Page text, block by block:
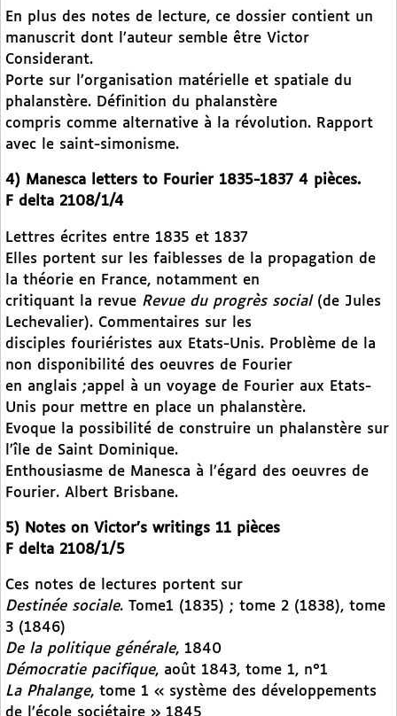
En plus des notes de lecture, ce dossier contient un
manuscrit dont l’auteur semble être Victor
Considerant.
Porte sur l’organisation matérielle et spatiale du
phalanstère. Définition du phalanstère
compris comme alternative à la révolution. Rapport
avec le saint-simonisme.
4) Manesca letters to Fourier 1835-1837 4 pièces.
F delta 2108/1/4
Lettres écrites entre 1835 et 1837
Elles portent sur les faiblesses de la propagation de
la théorie en France, notamment en
critiquant la revue Revue du progrès social (de Jules
Lechevalier). Commentaires sur les
disciples fouriéristes aux Etats-Unis. Problème de la
non disponibilité des oeuvres de Fourier
en anglais ;appel à un voyage de Fourier aux Etats-
Unis pour mettre en place un phalanstère.
Evoque la possibilité de construire un phalanstère sur
l’île de Saint Dominique.
Enthousiasme de Manesca à l’égard des oeuvres de
Fourier. Albert Brisbane.
5) Notes on Victor’s writings 11 pièces
F delta 2108/1/5
Ces notes de lectures portent sur
Destinée sociale. Tome1 (1835) ; tome 2 (1838), tome
3 (1846)
De la politique générale, 1840
Démocratie pacifique, août 1843, tome 1, n°1
La Phalange, tome 1 « système des développements